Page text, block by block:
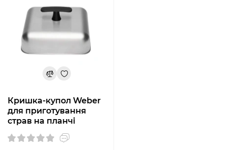
Кришка-купол Weber
для приготування
страв на планчі